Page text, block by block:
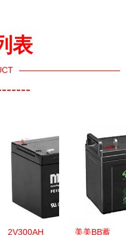
表
2V300AH
美美BB蓄